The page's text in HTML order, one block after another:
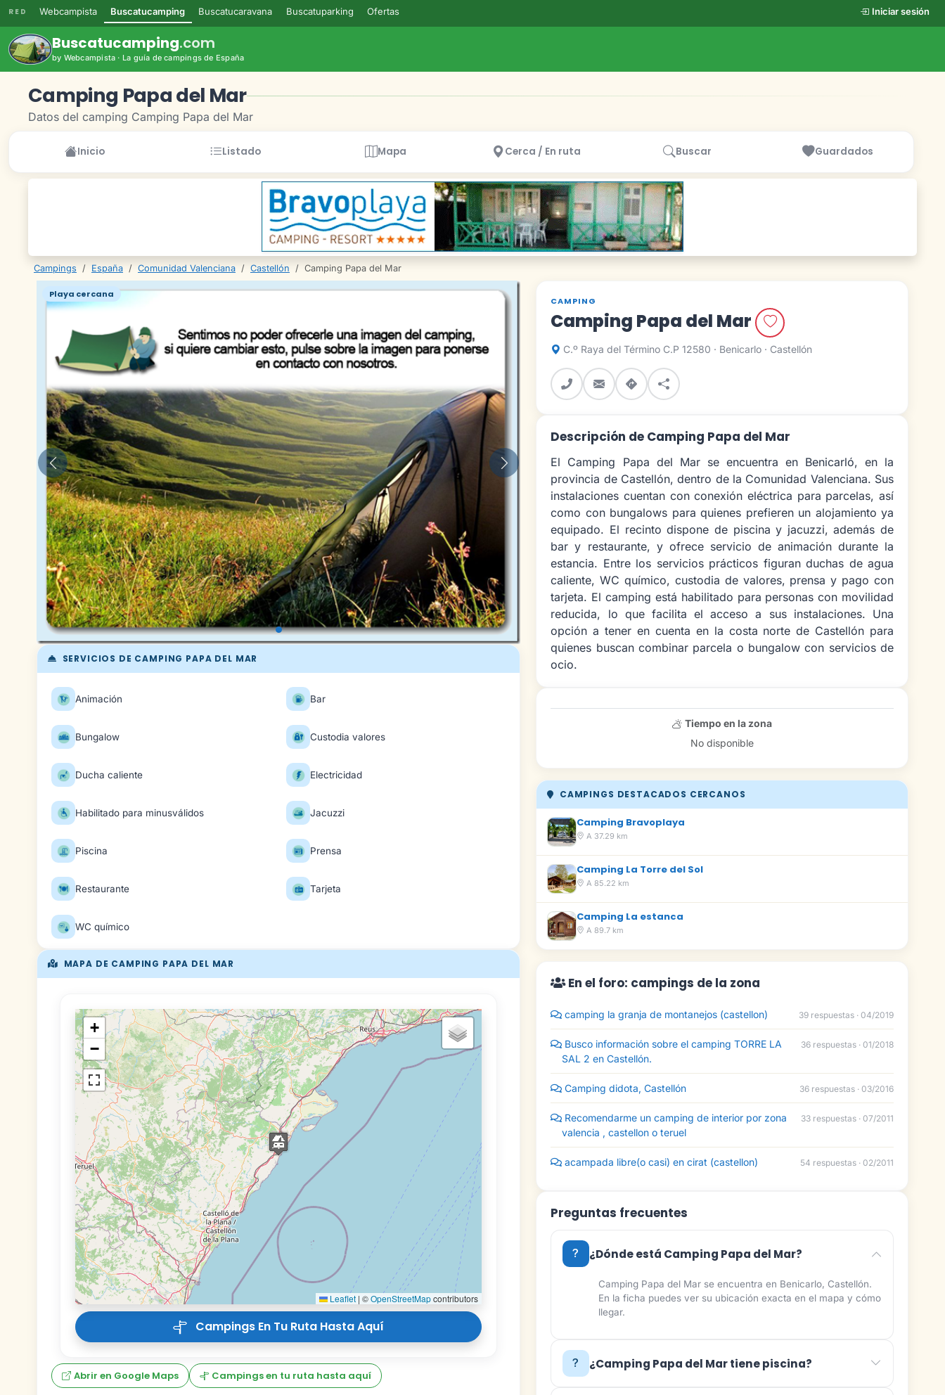
RED Webcampista Buscatucamping Buscatucaravana Buscatuparking Ofertas Iniciar sesión
Buscatucamping.com
by Webcampista · La guía de campings de España
Camping Papa del Mar
Datos del camping Camping Papa del Mar
Inicio Listado Mapa Cerca / En ruta Buscar Guardados
Campings / España / Comunidad Valenciana / Castellón / Camping Papa del Mar
Playa cercana
Anterior Siguiente
SERVICIOS DE CAMPING PAPA DEL MAR
Animación Bar
Bungalow Custodia valores
Ducha caliente Electricidad
Habilitado para minusválidos Jacuzzi
Piscina Prensa
Restaurante Tarjeta
WC químico
MAPA DE CAMPING PAPA DEL MAR
+
−
Leaflet | ©OpenStreetMapcontributors
Campings En Tu Ruta Hasta Aquí
Abrir en Google Maps Campings en tu ruta hasta aquí
CAMPING
Camping Papa del Mar
C.º Raya del Término C.P 12580 · Benicarlo · Castellón
Descripción de Camping Papa del Mar
El Camping Papa del Mar se encuentra en Benicarló, en la
provincia de Castellón, dentro de la Comunidad Valenciana. Sus
instalaciones cuentan con conexión eléctrica para parcelas, así
como con bungalows para quienes prefieren un alojamiento ya
equipado. El recinto dispone de piscina y jacuzzi, además de
bar y restaurante, y ofrece servicio de animación durante la
estancia. Entre los servicios prácticos figuran duchas de agua
caliente, WC químico, custodia de valores, prensa y pago con
tarjeta. El camping está habilitado para personas con movilidad
reducida, lo que facilita el acceso a sus instalaciones. Una
opción a tener en cuenta en la costa norte de Castellón para
quienes buscan combinar parcela o bungalow con servicios de
ocio.
Tiempo en la zona
No disponible
CAMPINGS DESTACADOS CERCANOS
Camping Bravoplaya
A 37.29 km
Camping La Torre del Sol
A 85.22 km
Camping La estanca
A 89.7 km
En el foro: campings de la zona
camping la granja de montanejos (castellon) 39 respuestas · 04/2019
Busco información sobre el camping TORRE LA
SAL 2 en Castellón.
36 respuestas · 01/2018
Camping didota, Castellón 36 respuestas · 03/2016
Recomendarme un camping de interior por zona
valencia , castellon o teruel
33 respuestas · 07/2011
acampada libre(o casi) en cirat (castellon) 54 respuestas · 02/2011
Preguntas frecuentes
¿Dónde está Camping Papa del Mar?
Camping Papa del Mar se encuentra en Benicarlo, Castellón.
En la ficha puedes ver su ubicación exacta en el mapa y cómo
llegar.
¿Camping Papa del Mar tiene piscina?